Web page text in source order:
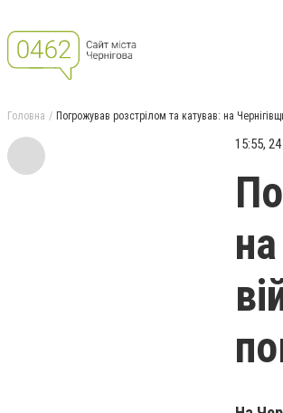
Головна Погрожував розстрілом та катував: на
15:55,